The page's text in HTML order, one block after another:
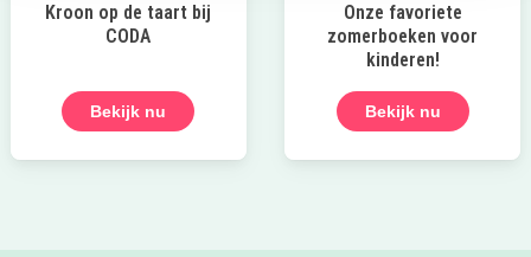
Kroon op de taart bij
CODA
Bekijk nu
Onze favoriete
zomerboeken voor
kinderen!
Bekijk nu